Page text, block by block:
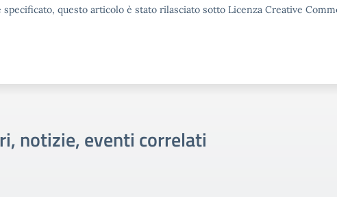
questo articolo è stato rilasciato sotto Licenza Creative
notizie, eventi correlati